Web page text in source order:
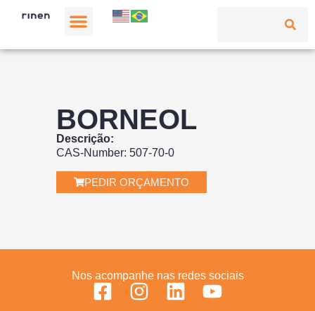
BORNEOL
Descrição:
CAS-Number: 507-70-0
PEDIR ORÇAMENTO
Nos acompanhe nas redes sociais